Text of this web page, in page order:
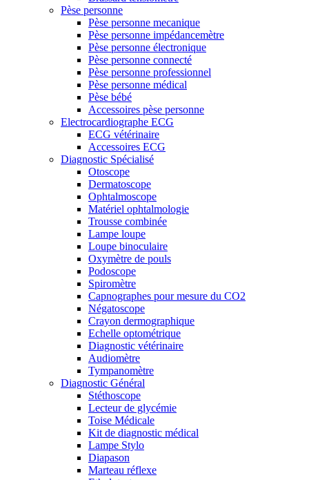
Pèse personne
Pèse personne mecanique
Pèse personne impédancemètre
Pèse personne électronique
Pèse personne connecté
Pèse personne professionnel
Pèse personne médical
Pèse bébé
Accessoires pèse personne
Electrocardiographe ECG
ECG vétérinaire
Accessoires ECG
Diagnostic Spécialisé
Otoscope
Dermatoscope
Ophtalmoscope
Matériel ophtalmologie
Trousse combinée
Lampe loupe
Loupe binoculaire
Oxymètre de pouls
Podoscope
Spiromètre
Capnographes pour mesure du CO2
Négatoscope
Crayon dermographique
Echelle optométrique
Diagnostic vétérinaire
Audiomètre
Tympanomètre
Diagnostic Général
Stéthoscope
Lecteur de glycémie
Toise Médicale
Kit de diagnostic médical
Lampe Stylo
Diapason
Marteau réflexe